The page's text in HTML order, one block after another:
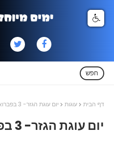
חפש
דף הבית עוגות יום עוגת הגזר- 3 בפברואר
יום עוגת הגזר- 3 בפברואר